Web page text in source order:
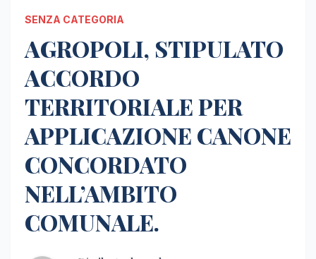
SENZA CATEGORIA
AGROPOLI, STIPULATO
ACCORDO
TERRITORIALE PER
APPLICAZIONE CANONE
CONCORDATO
NELL’AMBITO
COMUNALE.